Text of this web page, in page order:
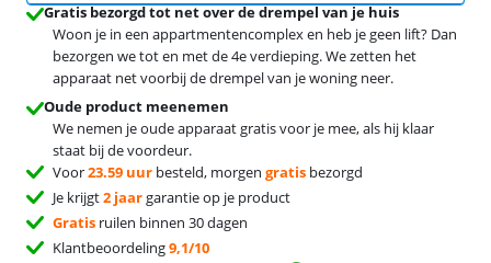
Gratis bezorgd tot net over de drempel van je huis
Woon je in een appartmentencomplex en heb je geen lift? Dan
bezorgen we tot en met de 4e verdieping. We zetten het
apparaat net voorbij de drempel van je woning neer.
Oude product meenemen
We nemen je oude apparaat gratis voor je mee, als hij klaar
staat bij de voordeur.
Voor23.59 uur besteld, morgen gratis bezorgd
Je krijgt2 jaargarantie op je product
Gratis ruilen binnen 30 dagen
Klantbeoordeling9,1/10